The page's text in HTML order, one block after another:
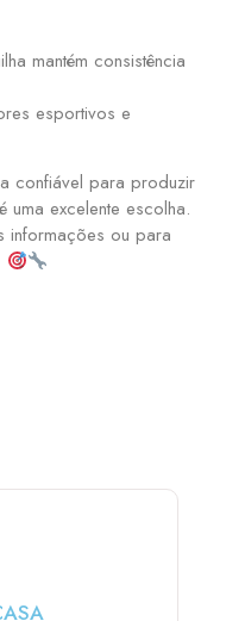
mantém consistência
esportivos e
confiável para produzir
uma excelente escolha.
informações ou para